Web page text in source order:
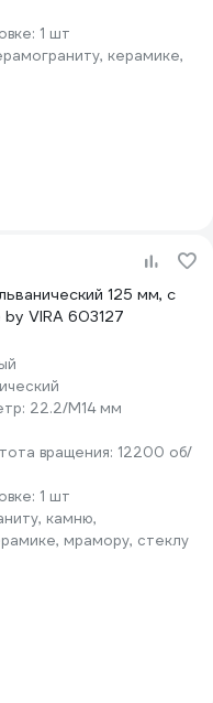
1 шт
керамике,
125 мм, с
VIRA 603127
22.2/М14 мм
вращения: 12200 об/
1 шт
камню,
мрамору, стеклу